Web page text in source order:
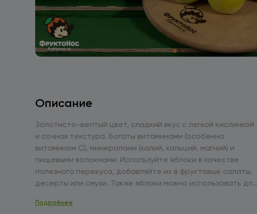
Описание
Золотисто-желтый цвет, сладкий вкус с легкой кислинкой
и сочная текстура. Богаты витаминами (особенно
витамином С), минералами (калий, кальций, магний) и
пищевыми волокнами. Используйте яблоки в качестве
полезного перекуса, добавляйте их в фруктовые салаты,
десерты или смузи. Также яблоки можно использовать для
прохладном месте, в холодильнике, в отделении для
Подробнее